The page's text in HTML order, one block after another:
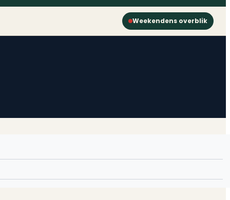
Weekendens overblik